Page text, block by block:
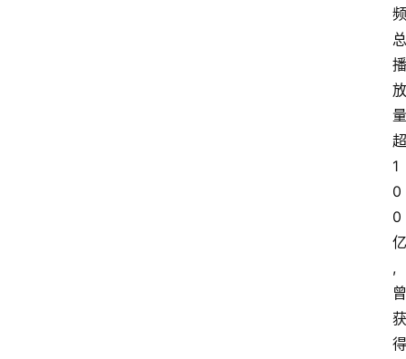
频
总
播
放
量
超
1
0
0
亿
,
曾
获
得